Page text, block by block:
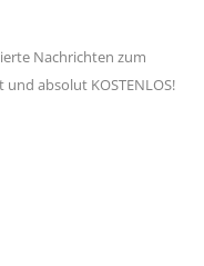
Nachrichten zum
absolut KOSTENLOS!